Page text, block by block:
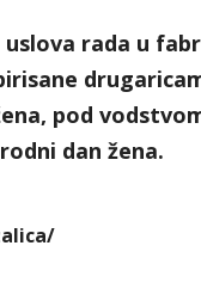
rada u
pod
dan žena.